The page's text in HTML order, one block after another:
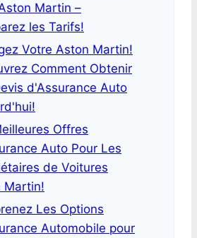
Martin –
les Tarifs!
Votre Aston Martin!
Comment Obtenir
d'Assurance Auto
Offres
Auto Pour Les
de Voitures
Martin!
Les Options
Automobile pour